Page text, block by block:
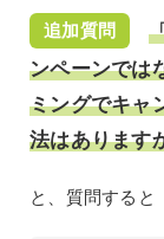
追加質問
ンペーンでは
ミングでキャ
法はあります
と、質問すると